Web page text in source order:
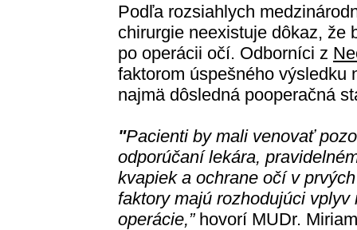
Podľa rozsiahlych
chirurgie neexistuje dôkaz, že
po operácii očí. Odborníci z
faktorom úspešného výsledku
najmä dôsledná pooperačná
"Pacienti by mali venovať
odporúčaní lekára,
kvapiek a ochrane očí v
faktory majú rozhodujúci
operácie,”hovorí MUDr.